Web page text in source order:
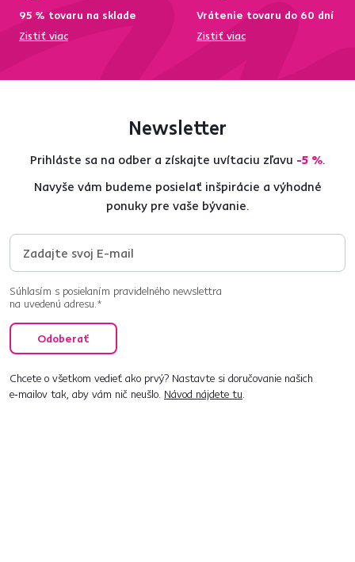
95 % tovaru na sklade
Zistiť viac
Vrátenie tovaru do 60 dní
Zistiť viac
Newsletter
Prihláste sa na odber a získajte uvítaciu zľavu -5 %.
Navyše vám budeme posielať inšpirácie a výhodné
ponuky pre vaše bývanie.
Súhlasím s posielaním pravidelného newslettra
na uvedenú adresu.*
Odoberať
Chcete o všetkom vedieť ako prvý? Nastavte si doručovanie našich
e‑mailov tak, aby vám nič neušlo. Návod nájdete tu.